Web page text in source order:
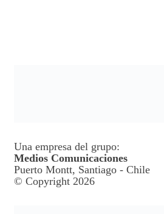
Una empresa del grupo:
Medios Comunicaciones
Puerto Montt, Santiago - Chile
© Copyright 2026